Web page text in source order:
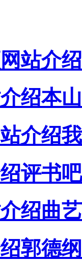
站介绍
绍本
介绍
评书吧
绍曲
郭德纲